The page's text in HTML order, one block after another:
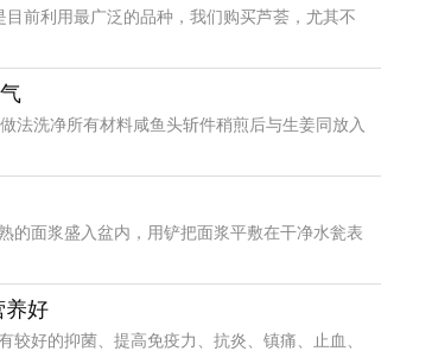
前利用最广泛的品种，我们购买芦荟，尤其不
法洗净所有材料咸鱼头斩件稍煎后与生姜同放入
的面浆盛入盆内，用铲把面浆平敷在干净水瓮表
养好
较好的抑菌、提高免疫力、抗炎、镇痛、止血、